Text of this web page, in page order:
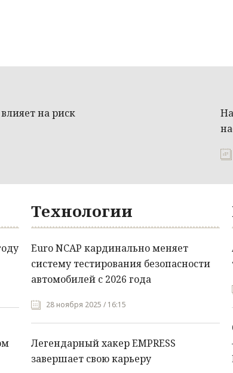
на риск
Технологии
Euro NCAP кардинально меняет
систему тестирования безопасности
автомобилей с 2026 года
28 ноября 2025 / 16:15
Легендарный хакер EMPRESS
завершает свою карьеру